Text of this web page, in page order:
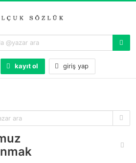
kayıt ol giriş yap